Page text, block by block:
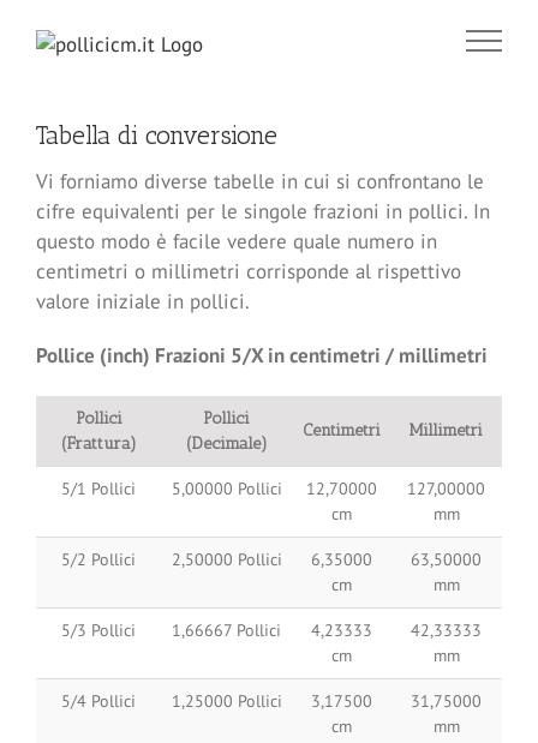
Tabella di conversione
Vi forniamo diverse tabelle in cui si confrontano le
cifre equivalenti per le singole frazioni in pollici. In
questo modo è facile vedere quale numero in
centimetri o millimetri corrisponde al rispettivo
valore iniziale in pollici.
Pollice (inch) Frazioni 5/X in centimetri / millimetri
Pollici
(Frattura)
Pollici
(Decimale)
Centimetri Millimetri
5/1 Pollici 5,00000 Pollici
12,70000
cm
127,00000
mm
5/2 Pollici 2,50000 Pollici
6,35000
cm
63,50000
mm
5/3 Pollici 1,66667 Pollici
4,23333
cm
42,33333
mm
5/4 Pollici 1,25000 Pollici
3,17500
cm
31,75000
mm